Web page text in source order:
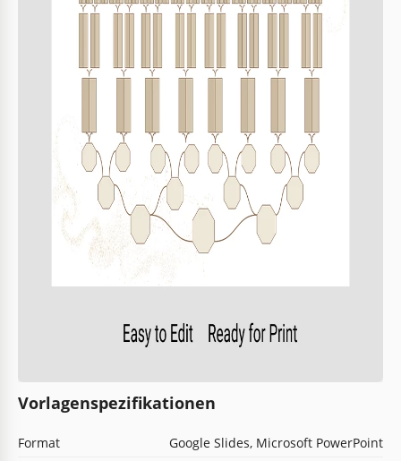
Vorlagenspezifikationen
Format
Google Slides, Microsoft PowerPoint